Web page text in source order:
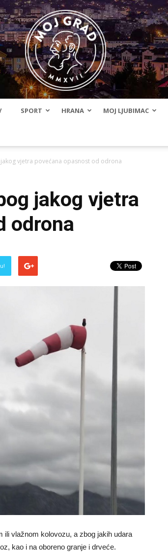
SPORT HRANA MOJ LJUBIMAC
vjetra povećana opasnost od odrona
jakog vjetra
odrona
ili vlažnom kolovozu, a zbog jakih udara
kao i na oboreno granje i drveće.